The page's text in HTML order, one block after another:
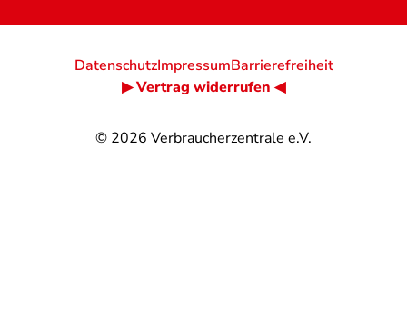
© 2026 Verbraucherzentrale e.V.
DatenschutzImpressumBarrierefreiheit
▶ Vertrag widerrufen ◀